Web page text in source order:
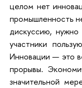
целом нет
промышленность
дискуссию,
участники
Инновации — это
прорывы.
значительной